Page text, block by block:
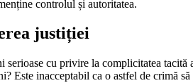
controlul și autoritatea.
justiției
serioase cu privire la complicitatea
Este inacceptabil ca o astfel de crimă